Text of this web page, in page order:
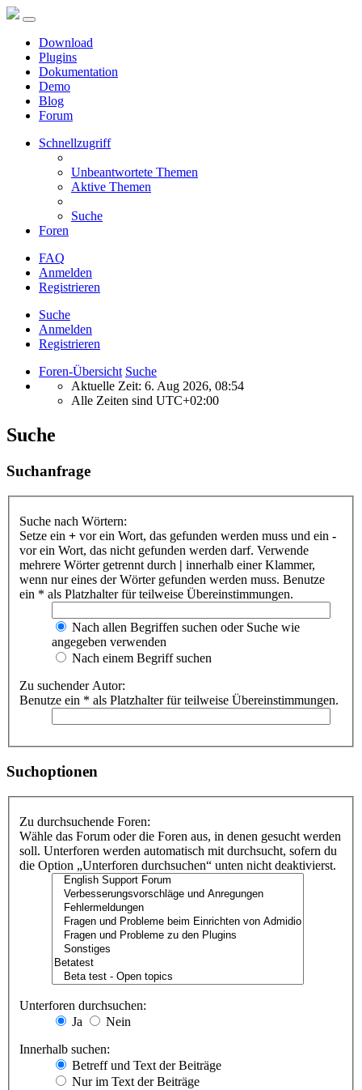
Download
Plugins
Dokumentation
Demo
Blog
Forum
Schnellzugriff
Unbeantwortete Themen
Aktive Themen
Suche
Foren
FAQ
Anmelden
Registrieren
Suche
Anmelden
Registrieren
Foren-Übersicht Suche
Aktuelle Zeit: 6. Aug 2026, 08:54
Alle Zeiten sind UTC+02:00
Suche
Suchanfrage
Suche nach Wörtern:
Setze ein + vor ein Wort, das gefunden werden muss und ein -
vor ein Wort, das nicht gefunden werden darf. Verwende
mehrere Wörter getrennt durch | innerhalb einer Klammer,
wenn nur eines der Wörter gefunden werden muss. Benutze
ein * als Platzhalter für teilweise Übereinstimmungen.
Nach allen Begriffen suchen oder Suche wie
angegeben verwenden
Nach einem Begriff suchen
Zu suchender Autor:
Benutze ein * als Platzhalter für teilweise Übereinstimmungen.
Suchoptionen
Zu durchsuchende Foren:
Wähle das Forum oder die Foren aus, in denen gesucht werden
soll. Unterforen werden automatisch mit durchsucht, sofern du
die Option „Unterforen durchsuchen“ unten nicht deaktivierst.
Unterforen durchsuchen:
Ja
Nein
Innerhalb suchen:
Betreff und Text der Beiträge
Nur im Text der Beiträge